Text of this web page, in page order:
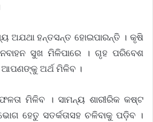
ଅଯଥା ହନ୍ତସନ୍ତ ହୋଇପାରନ୍ତି । କୃଷି
ସୁଖ ମିଳିପାରେ । ଗୃହ ପରିବେଶ
ଅର୍ଥ ମିଳିବ ।
ମିଳିବ । ସାମନ୍ୟ ଶାରୀରିକ କଷ୍ଟ
ହେତୁ ସତର୍କତାସହ ଚଳିବାକୁ ପଡ଼ିବ ।